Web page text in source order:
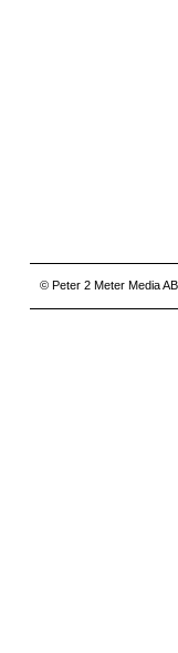
© Peter 2 Meter Media